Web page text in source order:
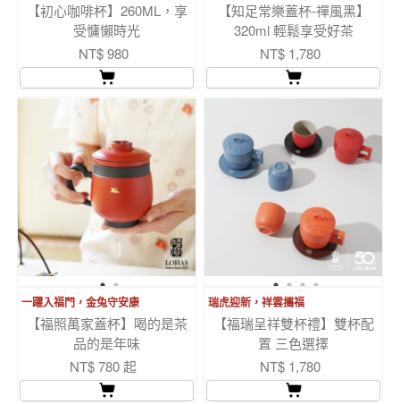
【初心咖啡杯】260ML，享
受慵懶時光
NT$ 980
【知足常樂蓋杯-禪風黑】
320ml 輕鬆享受好茶
NT$ 1,780
一躍入福門，金兔守安康
【福照萬家蓋杯】喝的是茶
品的是年味
NT$ 780 起
瑞虎迎新，祥雲攜福
【福瑞呈祥雙杯禮】雙杯配
置 三色選擇
NT$ 1,780